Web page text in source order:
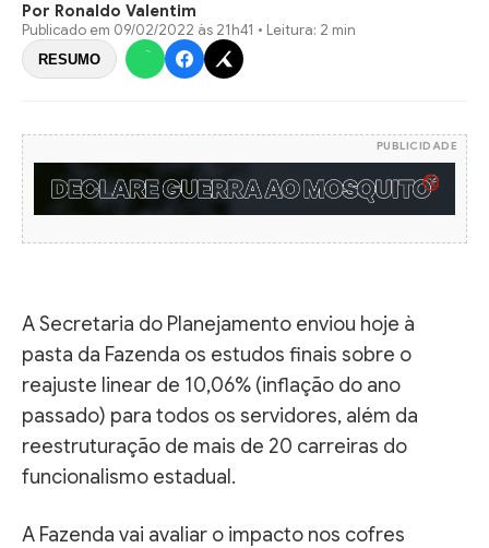
Por Ronaldo Valentim
Publicado em 09/02/2022 às 21h41 • Leitura: 2 min
RESUMO
PUBLICIDADE
A Secretaria do Planejamento enviou hoje à
pasta da Fazenda os estudos finais sobre o
reajuste linear de 10,06% (inflação do ano
passado) para todos os servidores, além da
reestruturação de mais de 20 carreiras do
funcionalismo estadual.
A Fazenda vai avaliar o impacto nos cofres